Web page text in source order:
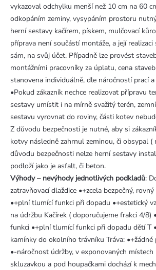
vykazoval odchylku menší než 10 cm na 60
odkopáním zeminy, vysypáním prostoru
herní sestavy kačírem, pískem, mulčovací
příprava není součástí montáže, a její
sám, na svůj účet. Případně lze provést
montážními pracovníky za úplatu, cena
stanovena individuálně, dle náročností prací
•Pokud zákazník nechce realizovat přípravu
sestavy umístit i na mírně svažitý terén,
sestavu vyrovnat do roviny, části kotev
Z důvodu bezpečnosti je nutné, aby si
kotvy následně zahrnul zeminou, či obsypal (
důvodu bezpečnosti nelze herní sestavy
podloží jako je asfalt, či beton.
Výhody – nevýhody jednotlivých podkladů:
zatravňovací dlaždice •+zcela bezpečný,
•+plní tlumící funkci při dopadu •+estetický
na údržbu Kačírek ( doporučujeme frakci 4/8)
funkci •+plní tlumící funkci při dopadu dětí T
kamínky do okolního trávníku Tráva: •+žádné
•-náročnost údržby, v exponovaných
skluzavkou a pod houpačkami dochází k